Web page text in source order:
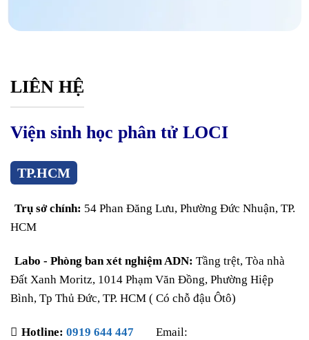
LIÊN HỆ
Viện sinh học phân tử LOCI
TP.HCM
Trụ sở chính: 54 Phan Đăng Lưu, Phường Đức Nhuận, TP.
HCM
Labo - Phòng ban xét nghiệm ADN: Tầng trệt, Tòa nhà
Đất Xanh Moritz, 1014 Phạm Văn Đồng, Phường Hiệp
Bình, Tp Thủ Đức, TP. HCM ( Có chỗ đậu Ôtô)
Hotline: 0919 644 447 Email: